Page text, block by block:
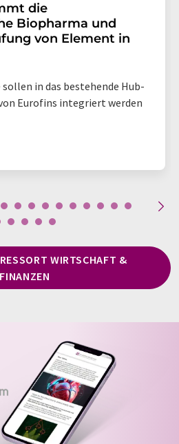
die
Biopharma und
von Element in
in das bestehende Hub-
Eurofins integriert werden
WIRTSCHAFT &
FINANZEN